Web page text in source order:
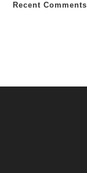
Recent Comments